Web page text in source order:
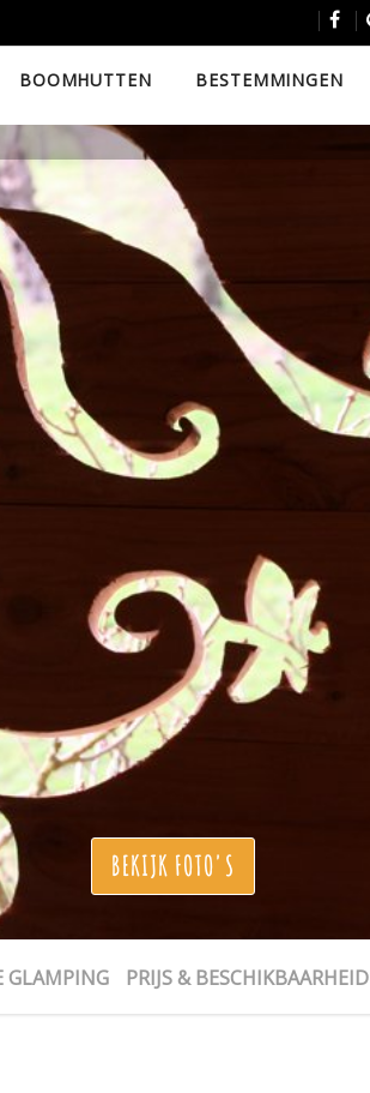
BOOMHUTTEN BESTEMMINGEN
BEKIJK FOTO'S
GLAMPING PRIJS & BESCHIKBAARHEID